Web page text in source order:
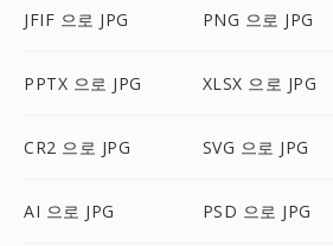
JFIF 으로 JPG PNG 으로 JPG
PPTX 으로 JPG XLSX 으로 JPG
CR2 으로 JPG SVG 으로 JPG
AI 으로 JPG PSD 으로 JPG